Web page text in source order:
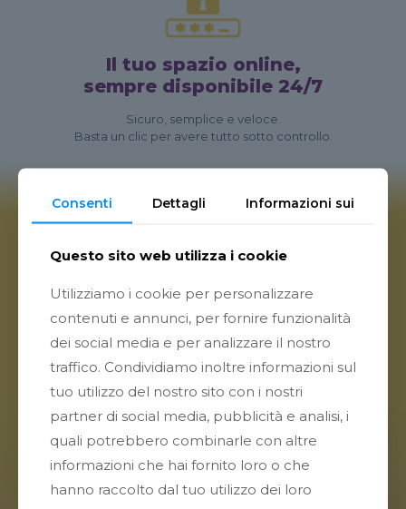
Il tuo spazio online,
sempre disponibile 24/7
Sicuro, semplice e veloce.
Basta un clic per avere tutto sotto controllo.
Consenti Dettagli Informazioni sui
Questo sito web utilizza i cookie
Utilizziamo i cookie per personalizzare
contenuti e annunci, per fornire funzionalità
dei social media e per analizzare il nostro
traffico. Condividiamo inoltre informazioni sul
tuo utilizzo del nostro sito con i nostri
partner di social media, pubblicità e analisi, i
quali potrebbero combinarle con altre
informazioni che hai fornito loro o che
hanno raccolto dal tuo utilizzo dei loro